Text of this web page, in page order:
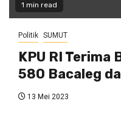
1 min read
Politik SUMUT
KPU RI
580 Bacaleg
13 Mei 2023